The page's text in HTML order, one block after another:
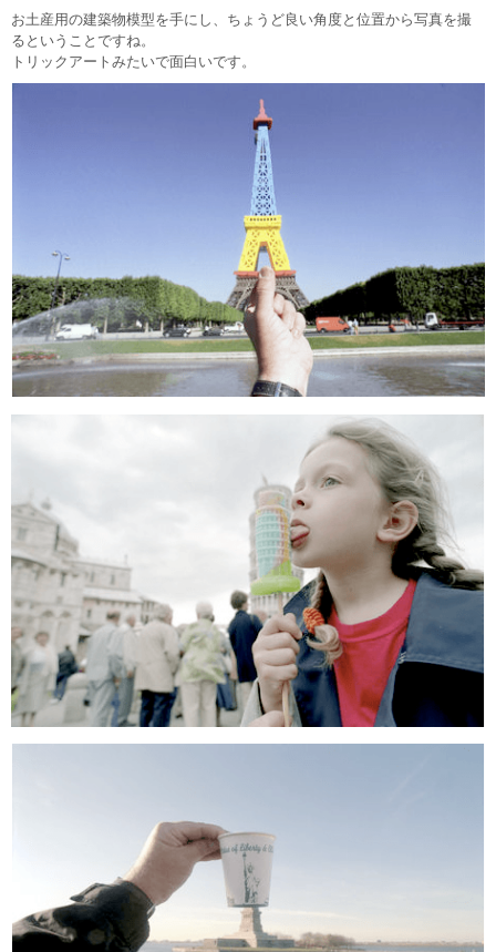
お土産用の建築物模型を手にし、ちょうど良い角度と位置から写真を撮
るということですね。
トリックアートみたいで面白いです。